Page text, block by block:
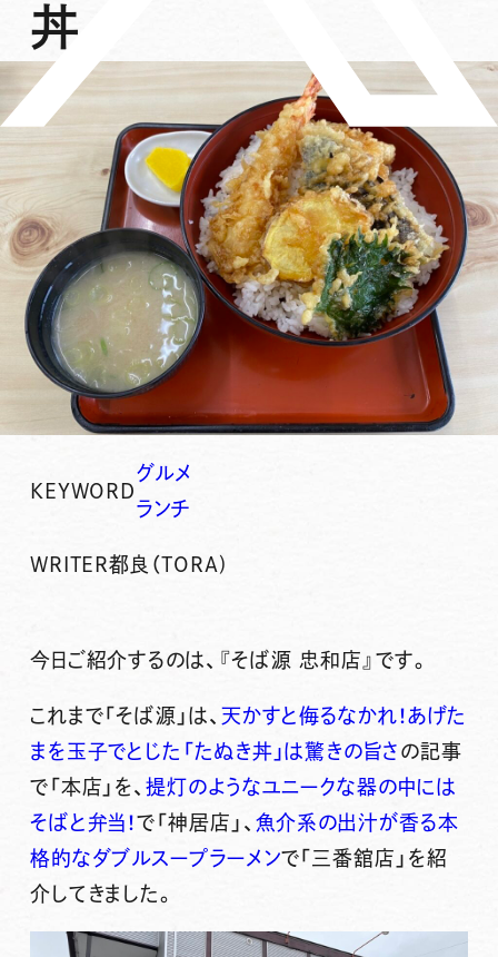
丼
KEYWORD
グルメ
ランチ
WRITER都良（TORA)
今日ご紹介するのは、『そば源 忠和店』です。
これまで「そば源」は、 天かすと侮るなかれ！あげた
まを玉子でとじた「たぬき丼」は驚きの旨さ の記事
で「本店」を、提灯のようなユニークな器の中には
そばと弁当！で「神居店」、 魚介系の出汁が香る本
格的なダブルスープラーメンで「三番舘店」を紹
介してきました。